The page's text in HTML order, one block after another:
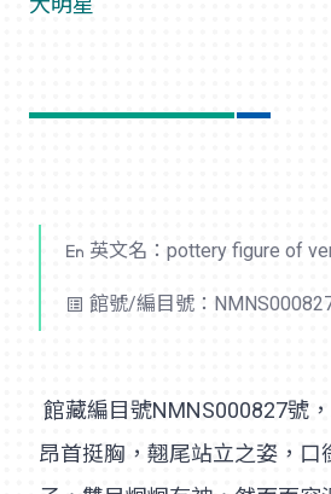
英文名：pottery figure of
館號/編目號：
館藏編目號NMNS000827號
昂首挺胸，翹尾站立之姿，